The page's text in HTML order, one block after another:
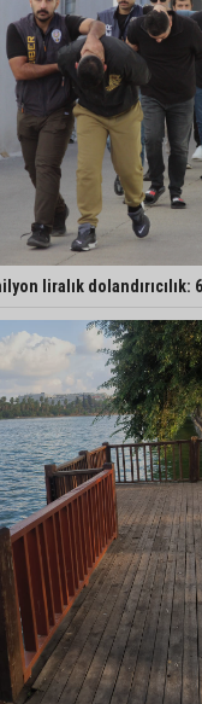
liralık dolandırıcılık: